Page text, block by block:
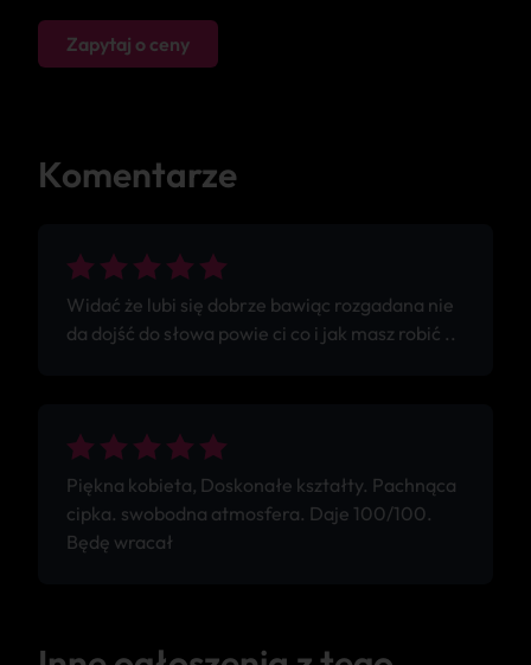
Zapytaj o ceny
Komentarze
Widać że lubi się dobrze bawiąc rozgadana nie
da dojść do słowa powie ci co i jak masz robić ..
Piękna kobieta, Doskonałe kształty. Pachnąca
cipka. swobodna atmosfera. Daje 100/100.
Będę wracał